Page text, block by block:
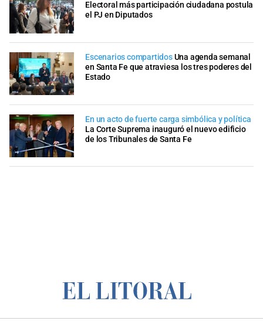
Electoral más participación ciudadana postula
el PJ en Diputados
Escenarios compartidosUna agenda semanal
en Santa Fe que atraviesa los tres poderes del
Estado
En un acto de fuerte carga simbólica y política
La Corte Suprema inauguró el nuevo edificio
de los Tribunales de Santa Fe